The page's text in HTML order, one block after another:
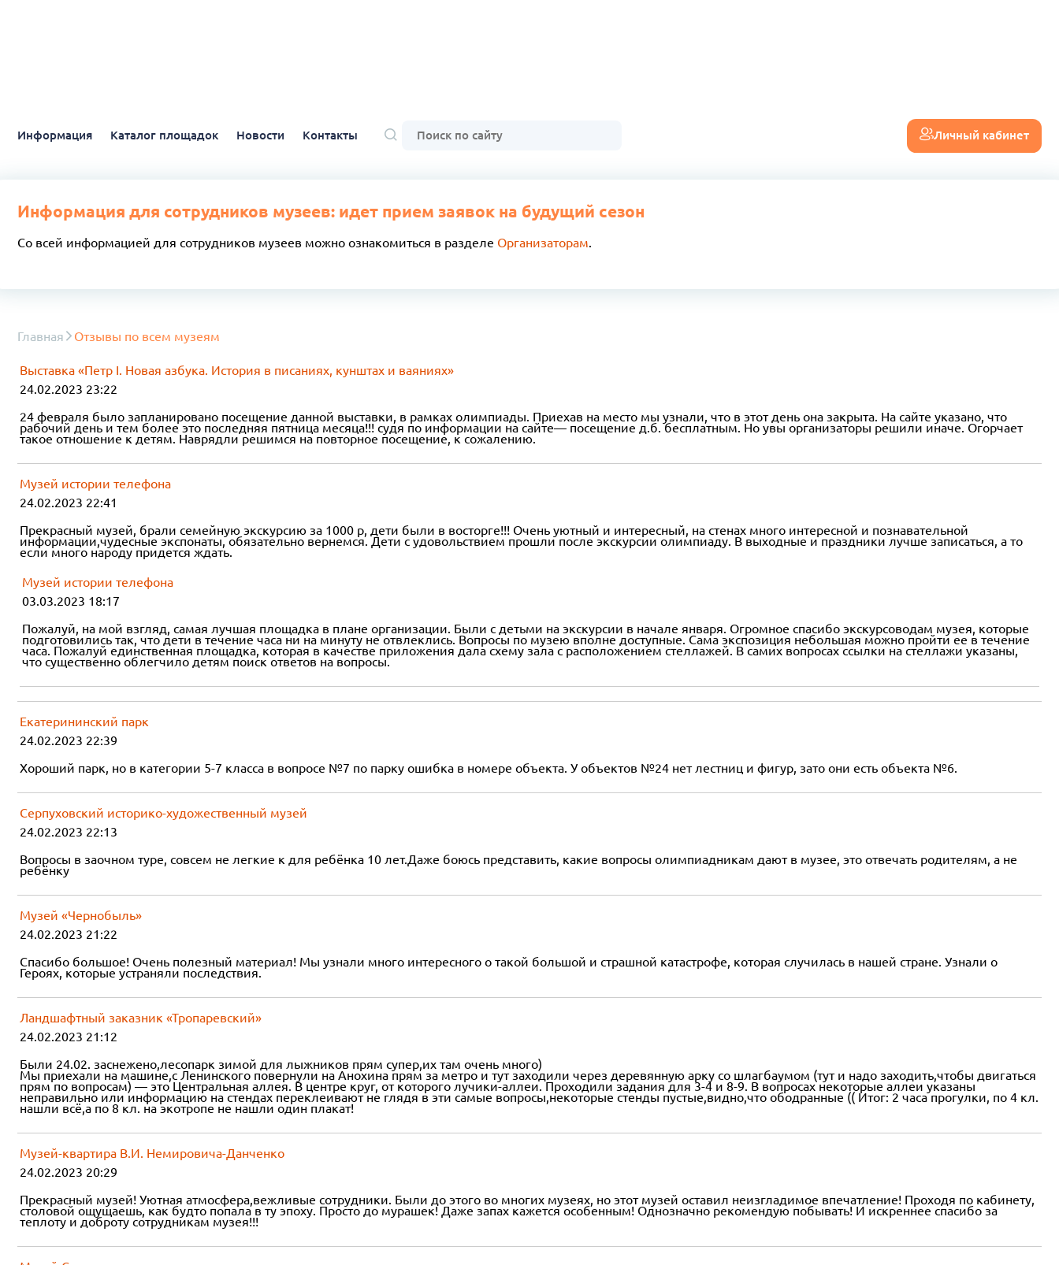
Информация Каталог площадок Новости Контакты Личный кабинет
Информация для сотрудников музеев: идет прием заявок на будущий сезон
Со всей информацией для сотрудников музеев можно ознакомиться в разделе Организаторам.
Главная Отзывы по всем музеям
Выставка «Петр I. Новая азбука. История в писаниях, кунштах и ваяниях»
24.02.2023 23:22
24 февраля было запланировано посещение данной выставки, в рамках олимпиады. Приехав на место мы узнали, что в этот день она закрыта. На сайте указано, что
рабочий день и тем более это последняя пятница месяца!!! судя по информации на сайте— посещение д.б. бесплатным. Но увы организаторы решили иначе. Огорчает
такое отношение к детям. Наврядли решимся на повторное посещение, к сожалению.
Музей истории телефона
24.02.2023 22:41
Прекрасный музей, брали семейную экскурсию за 1000 р, дети были в восторге!!! Очень уютный и интересный, на стенах много интересной и познавательной
информации,чудесные экспонаты, обязательно вернемся. Дети с удовольствием прошли после экскурсии олимпиаду. В выходные и праздники лучше записаться, а то
если много народу придется ждать.
Музей истории телефона
03.03.2023 18:17
Пожалуй, на мой взгляд, самая лучшая площадка в плане организации. Были с детьми на экскурсии в начале января. Огромное спасибо экскурсоводам музея, которые
подготовились так, что дети в течение часа ни на минуту не отвлеклись. Вопросы по музею вполне доступные. Сама экспозиция небольшая можно пройти ее в течение
часа. Пожалуй единственная площадка, которая в качестве приложения дала схему зала с расположением стеллажей. В самих вопросах ссылки на стеллажи указаны,
что существенно облегчило детям поиск ответов на вопросы.
Екатерининский парк
24.02.2023 22:39
Хороший парк, но в категории 5-7 класса в вопросе №7 по парку ошибка в номере объекта. У объектов №24 нет лестниц и фигур, зато они есть объекта №6.
Серпуховский историко-художественный музей
24.02.2023 22:13
Вопросы в заочном туре, совсем не легкие к для ребёнка 10 лет.Даже боюсь представить, какие вопросы олимпиадникам дают в музее, это отвечать родителям, а не
ребёнку
Музей «Чернобыль»
24.02.2023 21:22
Спасибо большое! Очень полезный материал! Мы узнали много интересного о такой большой и страшной катастрофе, которая случилась в нашей стране. Узнали о
Героях, которые устраняли последствия.
Ландшафтный заказник «Тропаревский»
24.02.2023 21:12
Были 24.02. заснежено,лесопарк зимой для лыжников прям супер,их там очень много)
Мы приехали на машине,с Ленинского повернули на Анохина прям за метро и тут заходили через деревянную арку со шлагбаумом (тут и надо заходить,чтобы двигаться
прям по вопросам) — это Центральная аллея. В центре круг, от которого лучики-аллеи. Проходили задания для 3-4 и 8-9. В вопросах некоторые аллеи указаны
неправильно или информацию на стендах переклеивают не глядя в эти самые вопросы,некоторые стенды пустые,видно,что ободранные (( Итог: 2 часа прогулки, по 4 кл.
нашли всё,а по 8 кл. на экотропе не нашли один плакат!
Музей-квартира В.И. Немировича-Данченко
24.02.2023 20:29
Прекрасный музей! Уютная атмосфера,вежливые сотрудники. Были до этого во многих музеях, но этот музей оставил неизгладимое впечатление! Проходя по кабинету,
столовой ощущаешь, как будто попала в ту эпоху. Просто до мурашек! Даже запах кажется особенным! Однозначно рекомендую побывать! И искреннее спасибо за
теплоту и доброту сотрудникам музея!!!